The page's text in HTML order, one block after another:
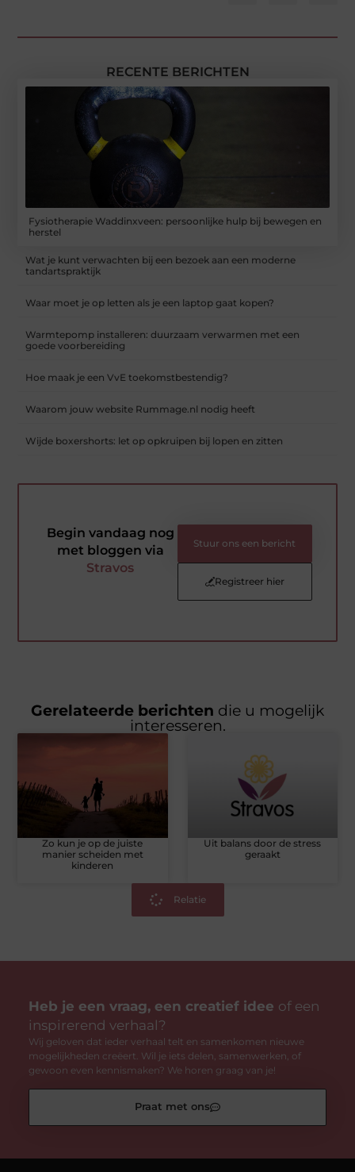
RECENTE BERICHTEN
Fysiotherapie Waddinxveen: persoonlijke hulp bij bewegen en
herstel
Wat je kunt verwachten bij een bezoek aan een moderne
tandartspraktijk
Waar moet je op letten als je een laptop gaat kopen?
Warmtepomp installeren: duurzaam verwarmen met een
goede voorbereiding
Hoe maak je een VvE toekomstbestendig?
Waarom jouw website Rummage.nl nodig heeft
Wijde boxershorts: let op opkruipen bij lopen en zitten
Begin vandaag nog
met bloggen via
Stravos
Stuur ons een bericht
Registreer hier
Gerelateerde berichten die u mogelijk
interesseren.
Zo kun je op de juiste
manier scheiden met
kinderen
Uit balans door de stress
geraakt
Relatie
Heb je een vraag, een creatief idee of een
inspirerend verhaal?
Wij geloven dat ieder verhaal telt en samenkomen nieuwe
mogelijkheden creëert. Wil je iets delen, samenwerken, of
gewoon even kennismaken? We horen graag van je!
Praat met ons